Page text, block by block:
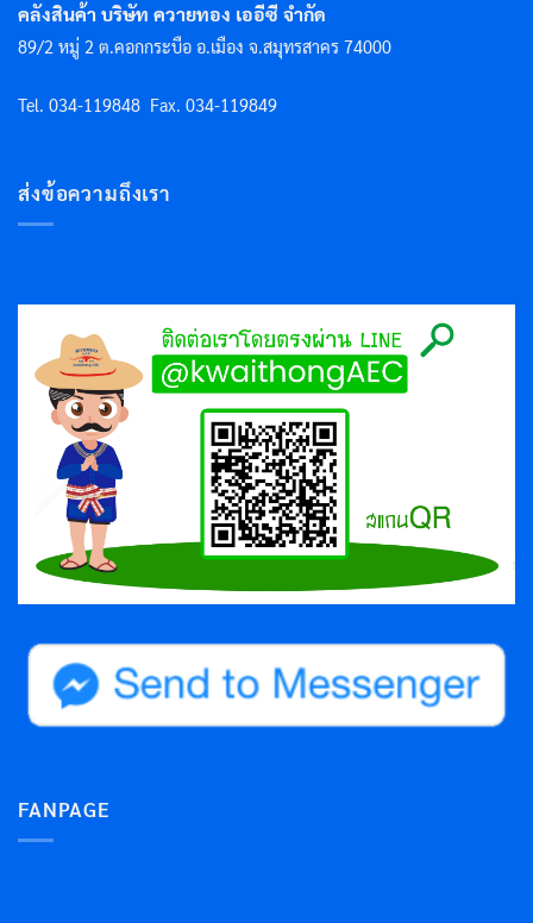
คลังสินค้า บริษัท ควายทอง เออีซี จำกัด
89/2 หมู่ 2 ต.คอกกระบือ อ.เมือง จ.สมุทรสาคร 74000
Tel. 034-119848 Fax. 034-119849
ส่งข้อความถึงเรา
FANPAGE